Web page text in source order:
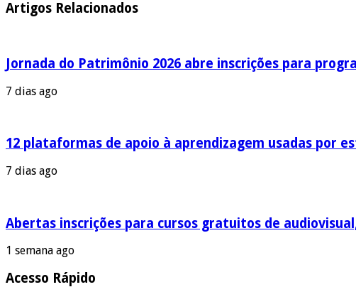
Artigos Relacionados
Jornada do Patrimônio 2026 abre inscrições para
7 dias ago
12 plataformas de apoio à aprendizagem usadas por
7 dias ago
Abertas inscrições para cursos gratuitos de
1 semana ago
Acesso Rápido